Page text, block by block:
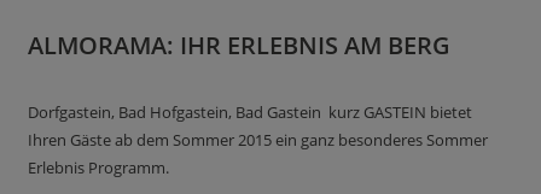
ALMORAMA: IHR ERLEBNIS AM BERG
Dorfgastein, Bad Hofgastein, Bad Gastein kurz GASTEIN bietet
Ihren Gäste ab dem Sommer 2015 ein ganz besonderes Sommer
Erlebnis Programm.